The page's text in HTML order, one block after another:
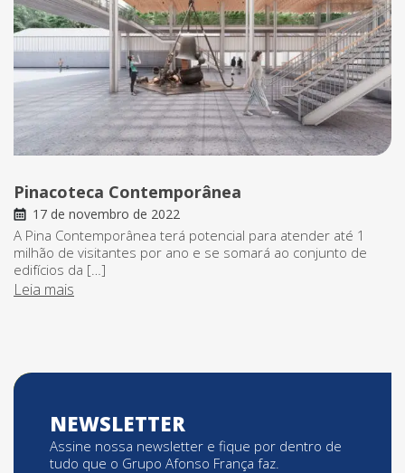
Pinacoteca Contemporânea
17 de novembro de 2022
A Pina Contemporânea terá potencial para atender até 1
milhão de visitantes por ano e se somará ao conjunto de
edifícios da […]
Leia mais
NEWSLETTER
Assine nossa newsletter e fique por dentro de
tudo que o Grupo Afonso França faz.